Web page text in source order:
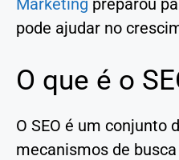
pode ajudar no
O que é o
O SEO é um conjunto
mecanismos de